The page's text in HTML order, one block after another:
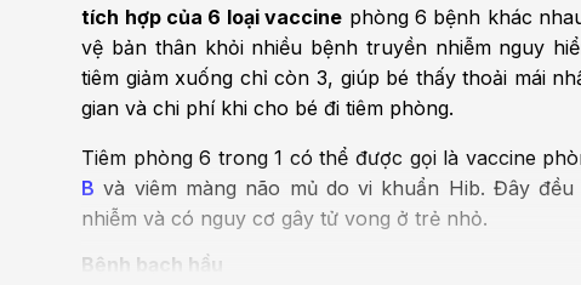
tích hợp của 6 loại vaccine phòng 6 bệnh khác
vệ bản thân khỏi nhiều bệnh truyền nhiễm nguy
tiêm giảm xuống chỉ còn 3, giúp bé thấy thoải mái
gian và chi phí khi cho bé đi tiêm phòng.
Tiêm phòng 6 trong 1 có thể được gọi là vaccine
B và viêm màng não mủ do vi khuẩn Hib. Đây
nhiễm và có nguy cơ gây tử vong ở trẻ nhỏ.
Bệnh bạch hầu